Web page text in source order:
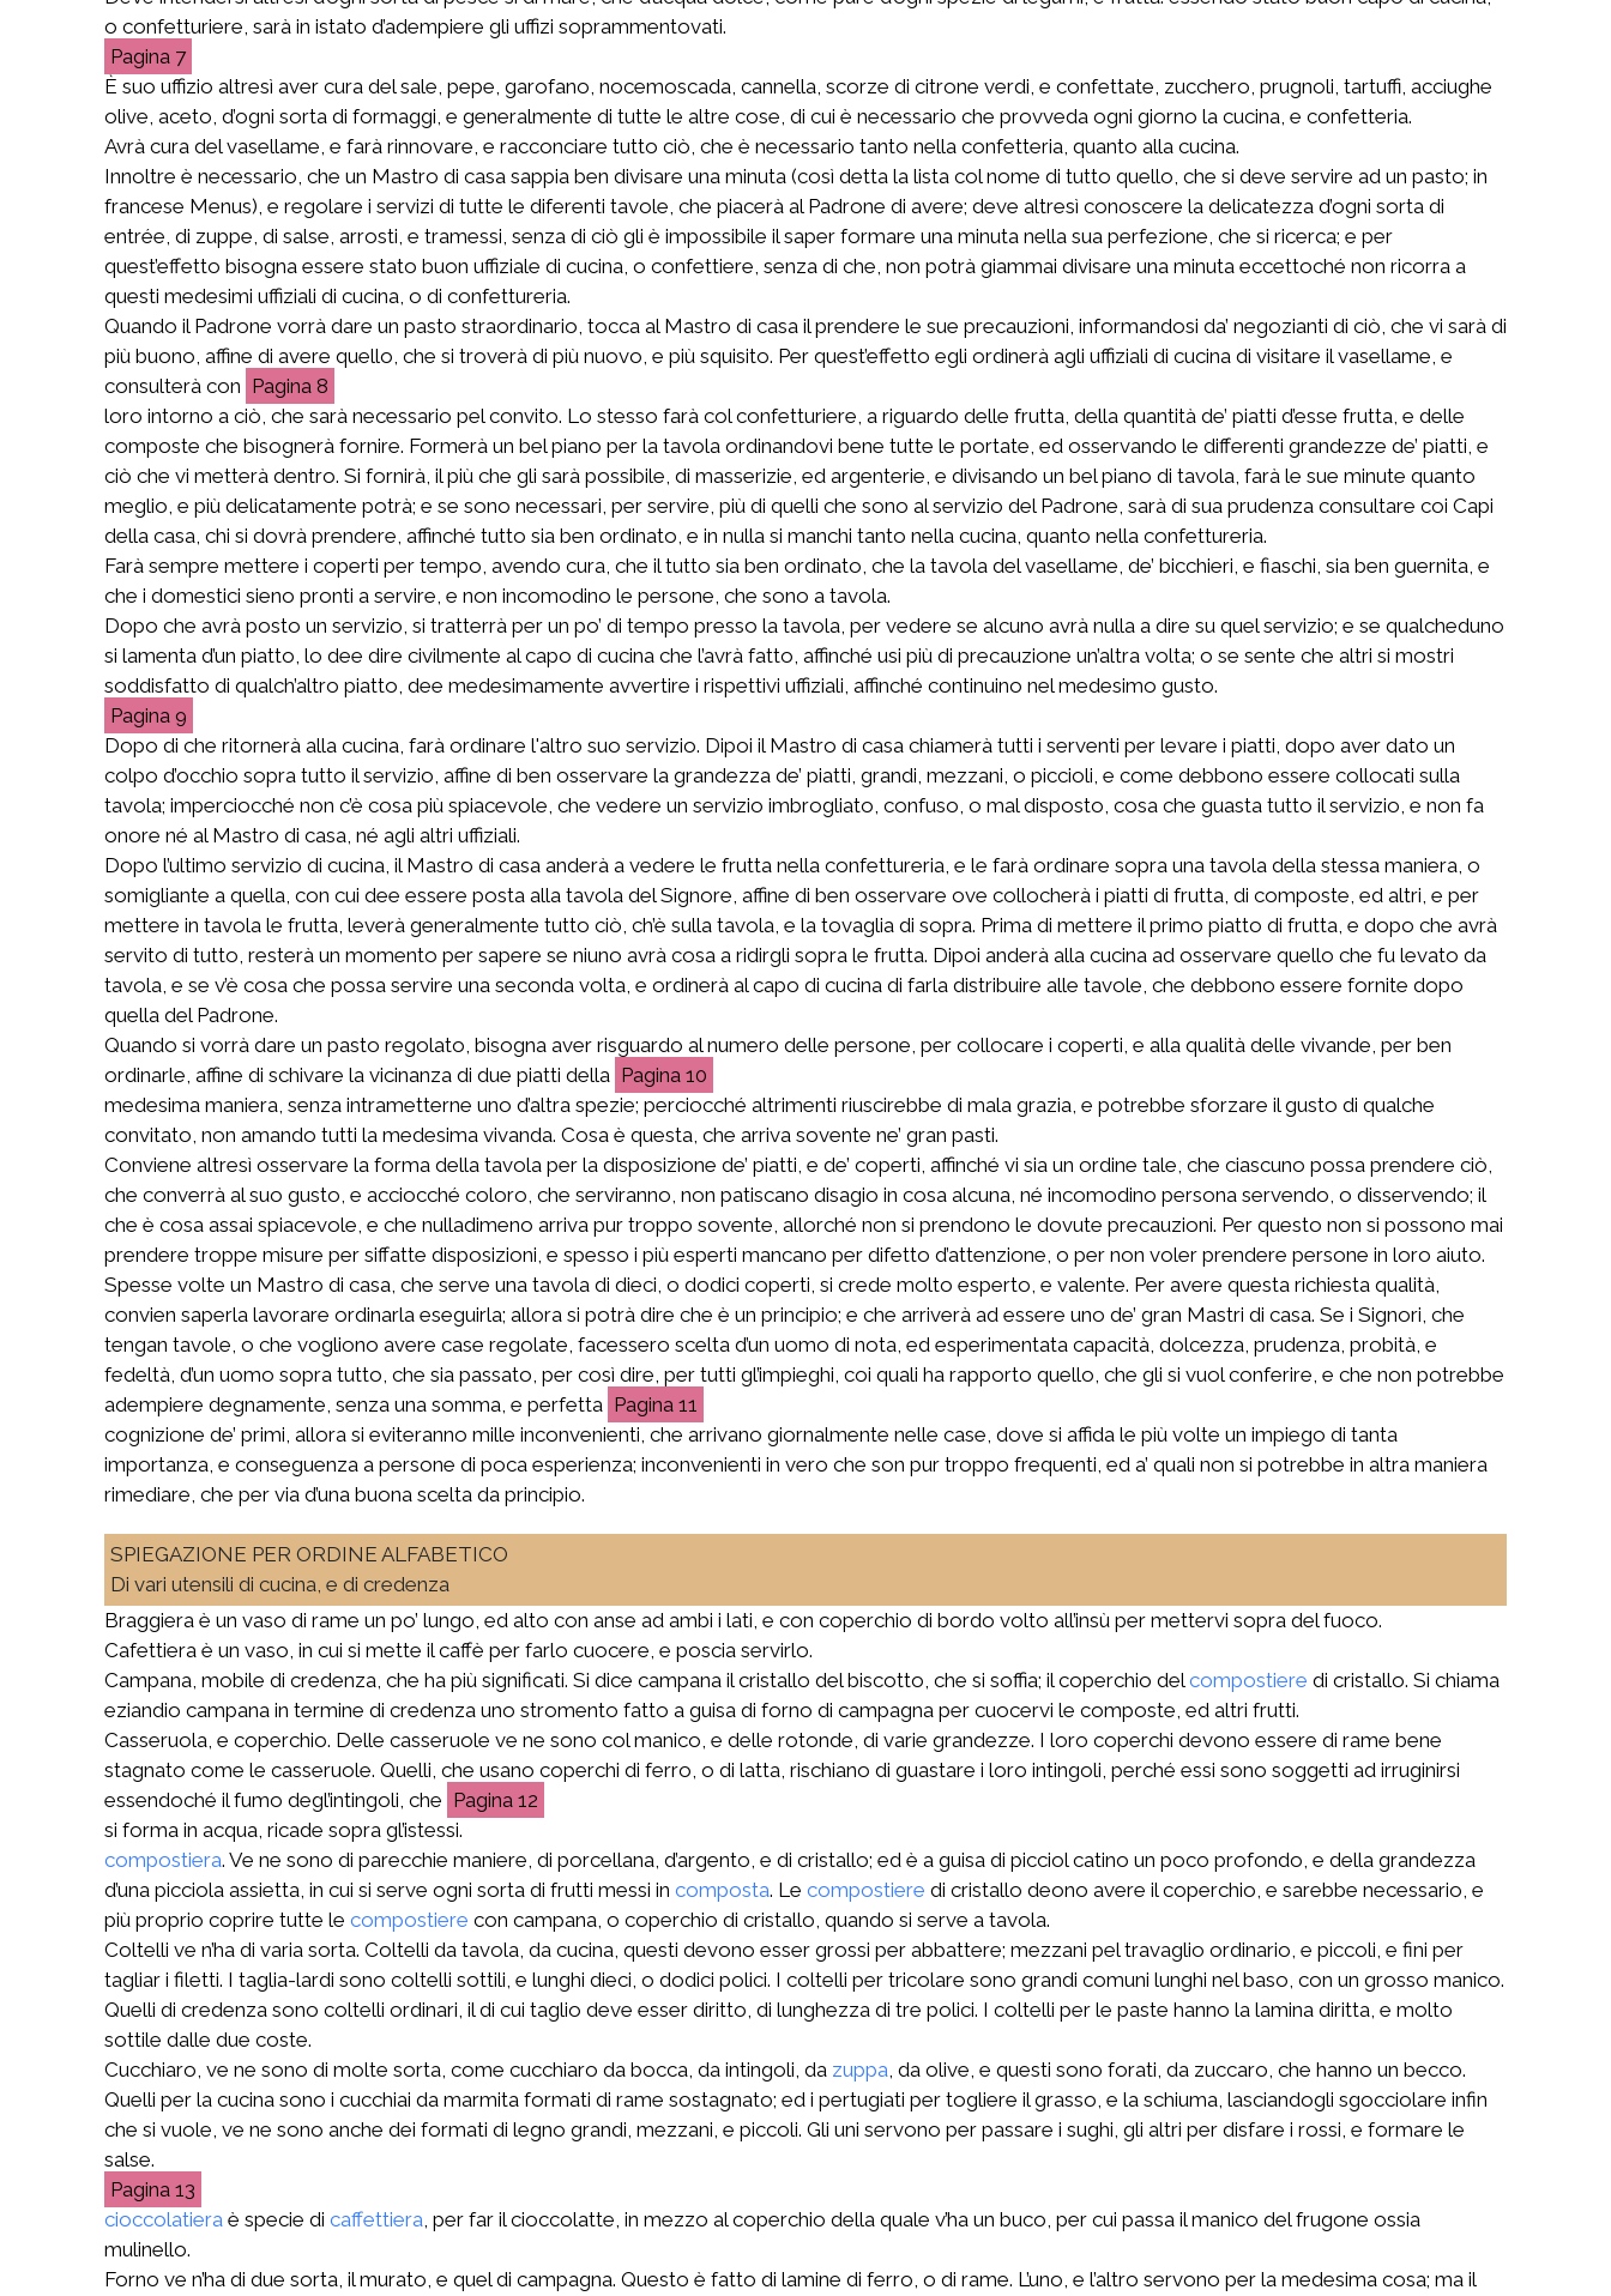
o confetturiere, sarà in istato d’adempiere gli uffizi soprammentovati.
7
È suo uffizio altresì aver cura del sale, pepe, garofano, nocemoscada, cannella, scorze di citrone verdi, e confettate, zucchero, prugnoli, tartuffi, acciughe
olive, aceto, d’ogni sorta di formaggi, e generalmente di tutte le altre cose, di cui è necessario che provveda ogni giorno la cucina, e confetteria.
Avrà cura del vasellame, e farà rinnovare, e racconciare tutto ciò, che è necessario tanto nella confetteria, quanto alla cucina.
Innoltre è necessario, che un Mastro di casa sappia ben divisare una minuta (così detta la lista col nome di tutto quello, che si deve servire ad un pasto; in
francese Menus), e regolare i servizi di tutte le diferenti tavole, che piacerà al Padrone di avere; deve altresì conoscere la delicatezza d’ogni sorta di
entrée, di zuppe, di salse, arrosti, e tramessi, senza di ciò gli è impossibile il saper formare una minuta nella sua perfezione, che si ricerca; e per
quest’effetto bisogna essere stato buon uffiziale di cucina, o confettiere, senza di che, non potrà giammai divisare una minuta eccettoché non ricorra a
questi medesimi uffiziali di cucina, o di confettureria.
Quando il Padrone vorrà dare un pasto straordinario, tocca al Mastro di casa il prendere le sue precauzioni, informandosi da’ negozianti di ciò, che vi sarà di
più buono, affine di avere quello, che si troverà di più nuovo, e più squisito. Per quest’effetto egli ordinerà agli uffiziali di cucina di visitare il vasellame, e
consulterà con
8
loro intorno a ciò, che sarà necessario pel convito. Lo stesso farà col confetturiere, a riguardo delle frutta, della quantità de’ piatti d’esse frutta, e delle
composte che bisognerà fornire. Formerà un bel piano per la tavola ordinandovi bene tutte le portate, ed osservando le differenti grandezze de’ piatti, e
ciò che vi metterà dentro. Si fornirà, il più che gli sarà possibile, di masserizie, ed argenterie, e divisando un bel piano di tavola, farà le sue minute quanto
meglio, e più delicatamente potrà; e se sono necessari, per servire, più di quelli che sono al servizio del Padrone, sarà di sua prudenza consultare coi Capi
della casa, chi si dovrà prendere, affinché tutto sia ben ordinato, e in nulla si manchi tanto nella cucina, quanto nella confettureria.
Farà sempre mettere i coperti per tempo, avendo cura, che il tutto sia ben ordinato, che la tavola del vasellame, de’ bicchieri, e fiaschi, sia ben guernita, e
che i domestici sieno pronti a servire, e non incomodino le persone, che sono a tavola.
Dopo che avrà posto un servizio, si tratterrà per un po’ di tempo presso la tavola, per vedere se alcuno avrà nulla a dire su quel servizio; e se qualcheduno
si lamenta d’un piatto, lo dee dire civilmente al capo di cucina che l’avrà fatto, affinché usi più di precauzione un’altra volta; o se sente che altri si mostri
soddisfatto di qualch’altro piatto, dee medesimamente avvertire i rispettivi uffiziali, affinché continuino nel medesimo gusto.
9
Dopo di che ritornerà alla cucina, farà ordinare l'altro suo servizio. Dipoi il Mastro di casa chiamerà tutti i serventi per levare i piatti, dopo aver dato un
colpo d’occhio sopra tutto il servizio, affine di ben osservare la grandezza de’ piatti, grandi, mezzani, o piccioli, e come debbono essere collocati sulla
tavola; imperciocché non c’è cosa più spiacevole, che vedere un servizio imbrogliato, confuso, o mal disposto, cosa che guasta tutto il servizio, e non fa
onore né al Mastro di casa, né agli altri uffiziali.
Dopo l’ultimo servizio di cucina, il Mastro di casa anderà a vedere le frutta nella confettureria, e le farà ordinare sopra una tavola della stessa maniera, o
somigliante a quella, con cui dee essere posta alla tavola del Signore, affine di ben osservare ove collocherà i piatti di frutta, di composte, ed altri, e per
mettere in tavola le frutta, leverà generalmente tutto ciò, ch’è sulla tavola, e la tovaglia di sopra. Prima di mettere il primo piatto di frutta, e dopo che avrà
servito di tutto, resterà un momento per sapere se niuno avrà cosa a ridirgli sopra le frutta. Dipoi anderà alla cucina ad osservare quello che fu levato da
tavola, e se v’è cosa che possa servire una seconda volta, e ordinerà al capo di cucina di farla distribuire alle tavole, che debbono essere fornite dopo
quella del Padrone.
Quando si vorrà dare un pasto regolato, bisogna aver risguardo al numero delle persone, per collocare i coperti, e alla qualità delle vivande, per ben
ordinarle, affine di schivare la vicinanza di due piatti della
10
medesima maniera, senza intrametterne uno d’altra spezie; perciocché altrimenti riuscirebbe di mala grazia, e potrebbe sforzare il gusto di qualche
convitato, non amando tutti la medesima vivanda. Cosa è questa, che arriva sovente ne’ gran pasti.
Conviene altresì osservare la forma della tavola per la disposizione de’ piatti, e de’ coperti, affinché vi sia un ordine tale, che ciascuno possa prendere ciò,
che converrà al suo gusto, e acciocché coloro, che serviranno, non patiscano disagio in cosa alcuna, né incomodino persona servendo, o disservendo; il
che è cosa assai spiacevole, e che nulladimeno arriva pur troppo sovente, allorché non si prendono le dovute precauzioni. Per questo non si possono mai
prendere troppe misure per siffatte disposizioni, e spesso i più esperti mancano per difetto d’attenzione, o per non voler prendere persone in loro aiuto.
Spesse volte un Mastro di casa, che serve una tavola di dieci, o dodici coperti, si crede molto esperto, e valente. Per avere questa richiesta qualità,
convien saperla lavorare ordinarla eseguirla; allora si potrà dire che è un principio; e che arriverà ad essere uno de’ gran Mastri di casa. Se i Signori, che
tengan tavole, o che vogliono avere case regolate, facessero scelta d’un uomo di nota, ed esperimentata capacità, dolcezza, prudenza, probità, e
fedeltà, d’un uomo sopra tutto, che sia passato, per così dire, per tutti gl’impieghi, coi quali ha rapporto quello, che gli si vuol conferire, e che non potrebbe
adempiere degnamente, senza una somma, e perfetta
11
cognizione de’ primi, allora si eviteranno mille inconvenienti, che arrivano giornalmente nelle case, dove si affida le più volte un impiego di tanta
importanza, e conseguenza a persone di poca esperienza; inconvenienti in vero che son pur troppo frequenti, ed a’ quali non si potrebbe in altra maniera
rimediare, che per via d’una buona scelta da principio.
SPIEGAZIONE PER ORDINE ALFABETICO
Di vari utensili di cucina, e di credenza
Braggiera è un vaso di rame un po’ lungo, ed alto con anse ad ambi i lati, e con coperchio di bordo volto all’insù per mettervi sopra del fuoco.
Cafettiera è un vaso, in cui si mette il caffè per farlo cuocere, e poscia servirlo.
Campana, mobile di credenza, che ha più significati. Si dice campana il cristallo del biscotto, che si soffia; il coperchio delcompostiere di cristallo. Si chiama
eziandio campana in termine di credenza uno stromento fatto a guisa di forno di campagna per cuocervi le composte, ed altri frutti.
Casseruola, e coperchio. Delle casseruole ve ne sono col manico, e delle rotonde, di varie grandezze. I loro coperchi devono essere di rame bene
stagnato come le casseruole. Quelli, che usano coperchi di ferro, o di latta, rischiano di guastare i loro intingoli, perché essi sono soggetti ad irruginirsi
essendoché il fumo degl’intingoli, che
12
si forma in acqua, ricade sopra gl’istessi.
compostiera. Ve ne sono di parecchie maniere, di porcellana, d’argento, e di cristallo; ed è a guisa di picciol catino un poco profondo, e della grandezza
d’una picciola assietta, in cui si serve ogni sorta di frutti messi in composta. Le compostiere di cristallo deono avere il coperchio, e sarebbe necessario, e
più proprio coprire tutte le compostiere con campana, o coperchio di cristallo, quando si serve a tavola.
Coltelli ve n’ha di varia sorta. Coltelli da tavola, da cucina, questi devono esser grossi per abbattere; mezzani pel travaglio ordinario, e piccoli, e fini per
tagliar i filetti. I taglia-lardi sono coltelli sottili, e lunghi dieci, o dodici polici. I coltelli per tricolare sono grandi comuni lunghi nel baso, con un grosso manico.
Quelli di credenza sono coltelli ordinari, il di cui taglio deve esser diritto, di lunghezza di tre polici. I coltelli per le paste hanno la lamina diritta, e molto
sottile dalle due coste.
Cucchiaro, ve ne sono di molte sorta, come cucchiaro da bocca, da intingoli, da zuppa , da olive, e questi sono forati, da zuccaro, che hanno un becco.
Quelli per la cucina sono i cucchiai da marmita formati di rame sostagnato; ed i pertugiati per togliere il grasso, e la schiuma, lasciandogli sgocciolare infin
che si vuole, ve ne sono anche dei formati di legno grandi, mezzani, e piccoli. Gli uni servono per passare i sughi, gli altri per disfare i rossi, e formare le
salse.
13
cioccolatiera è specie di caffettiera , per far il cioccolatte, in mezzo al coperchio della quale v’ha un buco, per cui passa il manico del frugone ossia
mulinello.
Forno ve n’ha di due sorta, il murato, e quel di campagna. Questo è fatto di lamine di ferro, o di rame. L’uno, e l’altro servono per la medesima cosa; ma il